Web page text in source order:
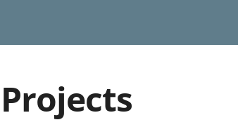
Projects